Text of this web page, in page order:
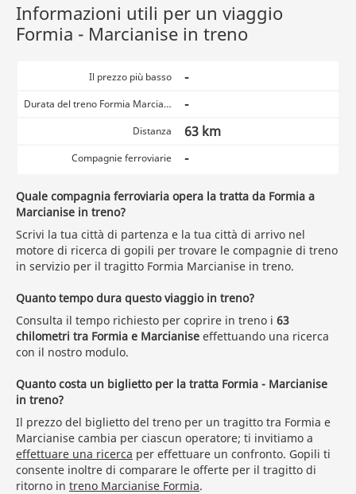
Informazioni utili per un viaggio
Formia - Marcianise in treno
Il prezzo più basso -
Durata del treno Formia Marcianise -
Distanza 63 km
Compagnie ferroviarie -
Quale compagnia ferroviaria opera la tratta da Formia a
Marcianise in treno?
Scrivi la tua città di partenza e la tua città di arrivo nel
motore di ricerca di gopili per trovare le compagnie di treno
in servizio per il tragitto Formia Marcianise in treno.
Quanto tempo dura questo viaggio in treno?
Consulta il tempo richiesto per coprire in treno i 63
chilometri tra Formia e Marcianise effettuando una ricerca
con il nostro modulo.
Quanto costa un biglietto per la tratta Formia - Marcianise
in treno?
Il prezzo del biglietto del treno per un tragitto tra Formia e
Marcianise cambia per ciascun operatore; ti invitiamo a
effettuare una ricerca per effettuare un confronto. Gopili ti
consente inoltre di comparare le offerte per il tragitto di
ritorno in treno Marcianise Formia.